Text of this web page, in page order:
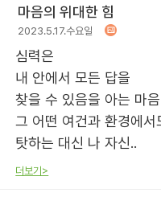
마음의 위대한 힘
2023.5.17.수요일
심력은
내 안에서 모든 답을
찾을 수 있음을 아는 마
그 어떤 여건과 환경에서
탓하는 대신 나 자신..
더보기>